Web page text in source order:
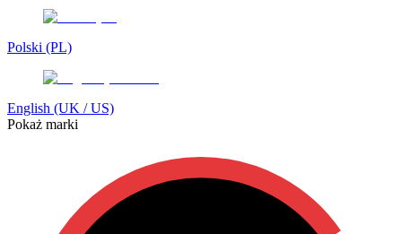
Polski (PL)
English (UK / US)
Pokaż marki